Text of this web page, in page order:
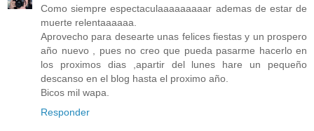
Como siempre espectaculaaaaaaaaar ademas de estar de
muerte relentaaaaaa.
Aprovecho para desearte unas felices fiestas y un prospero
año nuevo , pues no creo que pueda pasarme hacerlo en
los proximos dias ,apartir del lunes hare un pequeño
descanso en el blog hasta el proximo año.
Bicos mil wapa.
Responder